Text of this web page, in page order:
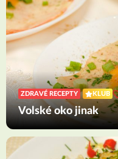
ZDRAVÉ RECEPTY KLUB
Volské oko jinak